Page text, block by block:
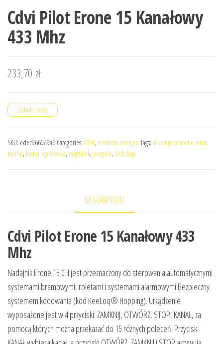
Cdvi Pilot Erone 15 Kanałowy
433 Mhz
233,70 zł
Zobacz cenę
SKU: edec966949a6 Categories: CDVI, Kontrola dostępu Tags: drzwi przesuwne leroy
merlin, kratka ogrodowa, migdałek, pergola, złotokap
DESCRIPTION
Cdvi Pilot Erone 15 Kanałowy 433
Mhz
Nadajnik Erone 15 CH jest przeznaczony do sterowania automatycznymi
systemami bramowymi, roletami i systemami alarmowymi Bezpieczny
systemem kodowania (kod KeeLoq® Hopping). Urządzenie
wyposażone jest w 4 przyciski: ZAMKNIJ, OTWÓRZ, STOP, KANAŁ, za
pomocą których można przekazać do 15 różnych poleceń. Przycisk